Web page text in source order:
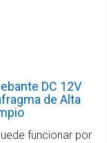
DC 12V
de Alta
funcionar por